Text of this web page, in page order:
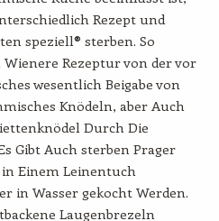
Rezept und
speziell® sterben. So
Rezeptur von der vor
wesentlich Beigabe von
Knödeln, aber Auch
Durch Die
Gibt Auch sterben Prager
Einem Leinentuch
in Wasser gekocht Werden.
Laugenbrezeln